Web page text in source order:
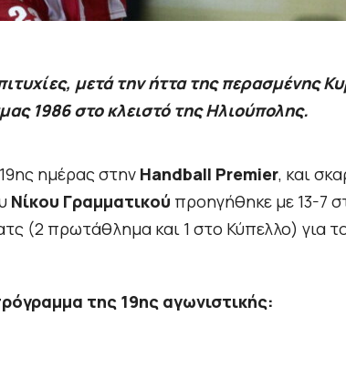
μετά την ήττα της περασμένης
1986 στο κλειστό της Ηλιούπολης.
ημέρας στην Handball Premier, και
Νίκου Γραμματικού προηγήθηκε με 13-7
(2 πρωτάθλημα και 1 στο Κύπελλο) για
της 19ης αγωνιστικής: